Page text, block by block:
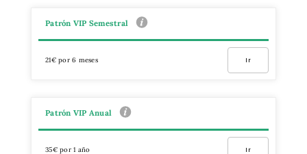
Patrón VIP Semestral
21€ por 6 meses Ir
Patrón VIP Anual
35€ por 1 año Ir